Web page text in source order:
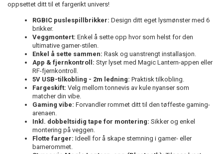
oppsettet ditt til et fargerikt univers!
RGBIC puslespillbrikker: Design ditt eget lysmønster med 6
brikker.
Veggmontert: Enkel å sette opp hvor som helst for den
ultimative gamer-stilen.
Enkel å sette sammen: Rask og uanstrengt installasjon.
App & fjernkontroll: Styr lyset med Magic Lantern-appen eller
RF-fjernkontroll.
5V USB-tilkobling - 2m ledning: Praktisk tilkobling.
Fargeskift: Velg mellom tonnevis av kule nyanser som
matcher din vibe.
Gaming vibe: Forvandler rommet ditt til den tøffeste gaming-
arenaen.
Inkl. dobbeltsidig tape for montering: Sikker og enkel
montering på veggen.
Flotte farger: Ideell for å skape stemning i gamer- eller
barnerommet.